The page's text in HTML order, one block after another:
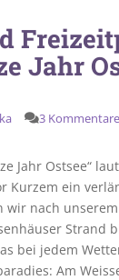
Jahr
3 Kommentare
Jahr Ostsee“
Kurzem ein
wir nach
Strand
bei jedem
Am